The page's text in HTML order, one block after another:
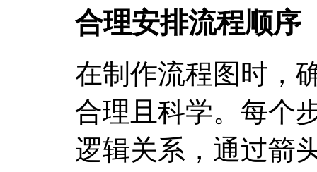
合理安排流程顺序
在制作流程图时，
合理且科学。每个
逻辑关系，通过箭